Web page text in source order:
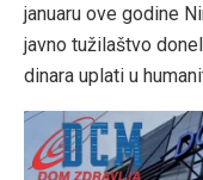
januaru ove godine
javno tužilaštvo
dinara uplati u